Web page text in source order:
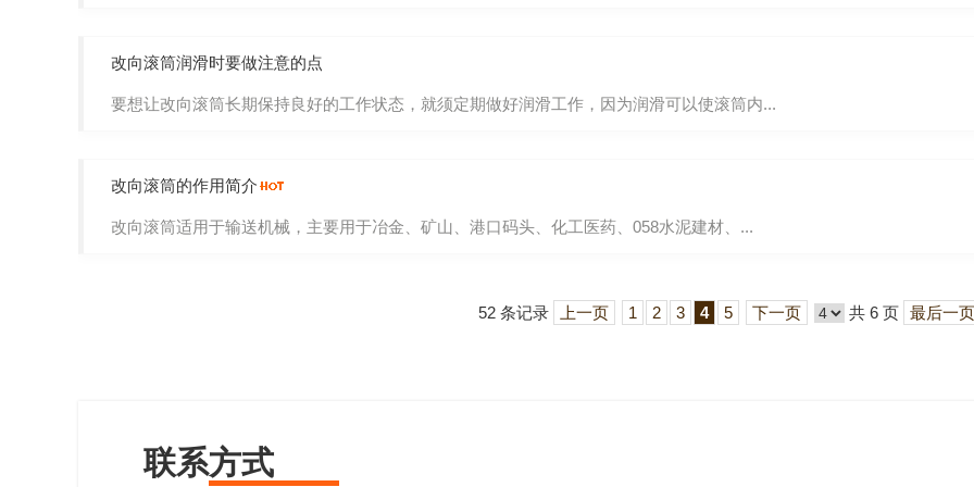
改向滚筒润滑时要做注意的点
要想让改向滚筒长期保持良好的工作状态，就须定期做好润滑工作，因为润滑可以使滚筒内...
改向滚筒的作用简介
改向滚筒适用于输送机械，主要用于冶金、矿山、港口码头、化工医药、058水泥建材、...
52 条记录 上一页 1 2 3 4 5 下一页 共 6 页 最后一页
联系方式